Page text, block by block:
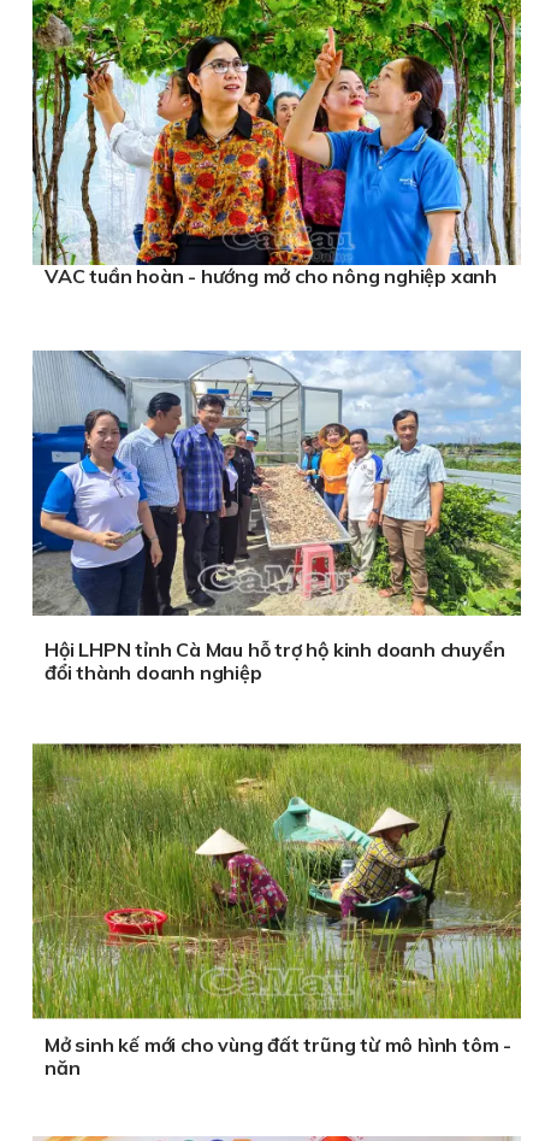
VAC tuần hoàn - hướng mở cho nông nghiệp xanh
Hội LHPN tỉnh Cà Mau hỗ trợ hộ kinh doanh chuyển
đổi thành doanh nghiệp
Mở sinh kế mới cho vùng đất trũng từ mô hình tôm -
năn